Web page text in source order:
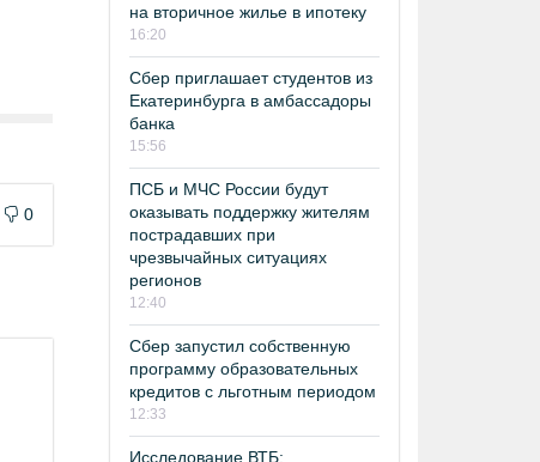
0
на вторичное жилье в ипотеку
16:20
Сбер приглашает студентов из
Екатеринбурга в амбассадоры
банка
15:56
ПСБ и МЧС России будут
оказывать поддержку жителям
пострадавших при
чрезвычайных ситуациях
регионов
12:40
Сбер запустил собственную
программу образовательных
кредитов с льготным периодом
12:33
Исследование ВТБ: